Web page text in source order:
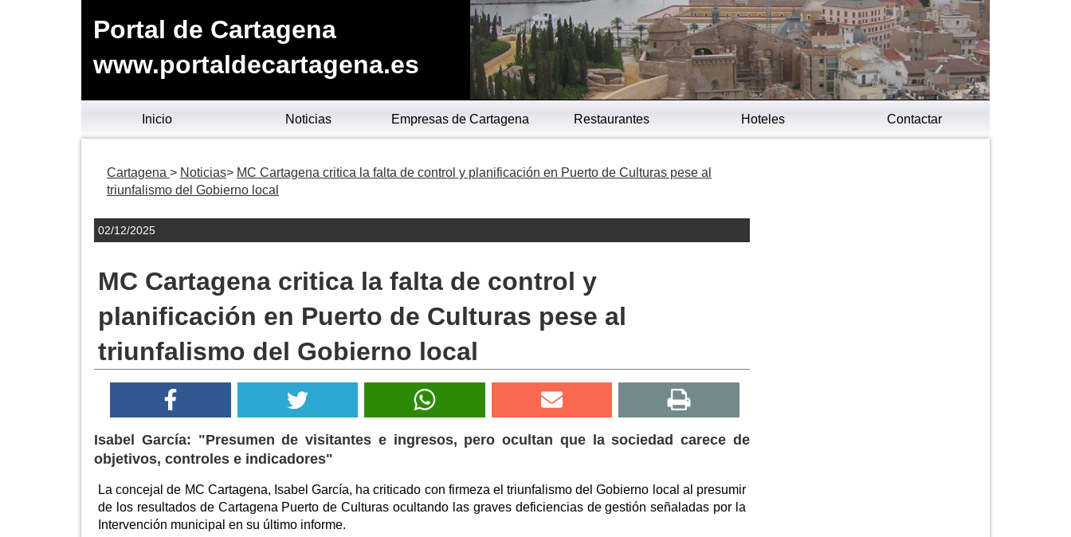
Portal de Cartagena
www.portaldecartagena.es
Inicio Noticias Empresas de Cartagena Restaurantes Hoteles Contactar
Cartagena Noticias
MC Cartagena critica la falta de control y planificación en Puerto de Culturas pese al
triunfalismo del Gobierno local
02/12/2025
MC Cartagena critica la falta de control y
planificación en Puerto de Culturas pese al
triunfalismo del Gobierno local
Isabel García: "Presumen de visitantes e ingresos, pero ocultan que la sociedad carece de
objetivos, controles e indicadores"
La concejal de MC Cartagena, Isabel García, ha criticado con firmeza el triunfalismo del Gobierno local al presumir
de los resultados de Cartagena Puerto de Culturas ocultando las graves deficiencias de gestión señaladas por la
Intervención municipal en su último informe.